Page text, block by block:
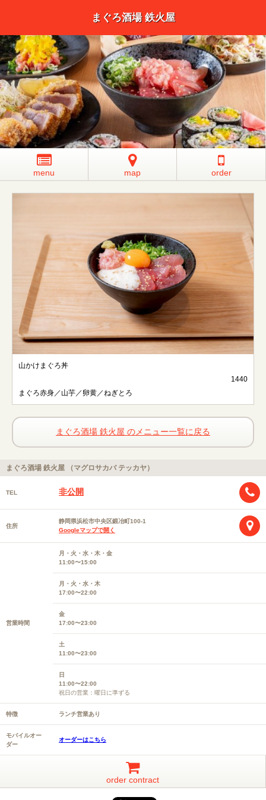
まぐろ酒場 鉄火屋
menu map order
山かけまぐろ丼
1440
まぐろ赤身／山芋／卵黄／ねぎとろ
まぐろ酒場 鉄火屋 のメニュー一覧に戻る
まぐろ酒場 鉄火屋 （マグロサカバ テッカヤ）
TEL 非公開
住所
静岡県浜松市中央区鍛冶町100-1
Googleマップで開く
営業時間
月・火・水・木・金
11:00〜15:00
月・火・水・木
17:00〜22:00
金
17:00〜23:00
土
11:00〜23:00
日
11:00〜22:00
祝日の営業：曜日に準ずる
特徴 ランチ営業あり
モバイルオー
ダー
オーダーはこちら
order contract